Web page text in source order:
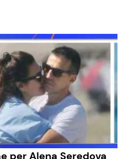
e Ricette
di Cucina
in TV
per Alena Seredova